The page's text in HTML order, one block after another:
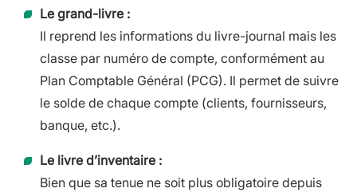
Le grand-livre :
Il reprend les informations du livre-journal mais les
classe par numéro de compte, conformément au
Plan Comptable Général (PCG). Il permet de suivre
le solde de chaque compte (clients, fournisseurs,
banque, etc.).
Le livre d’inventaire :
Bien que sa tenue ne soit plus obligatoire depuis